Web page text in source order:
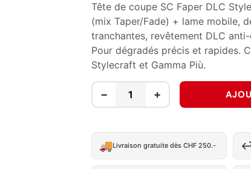
Tête de coupe SC Faper DLC
(mix Taper/Fade) + lame mobile,
tranchantes, revêtement DLC
Pour dégradés précis et rapides.
Stylecraft et Gamma Più.
− +
🚚Livraison gratuite dès CHF 250.-